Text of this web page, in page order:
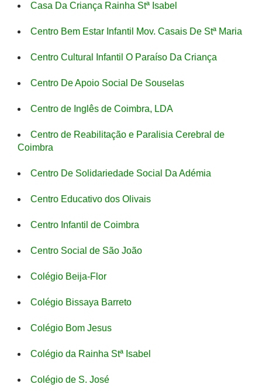
Casa Da Criança Rainha Stª Isabel
Centro Bem Estar Infantil Mov. Casais De Stª Maria
Centro Cultural Infantil O Paraíso Da Criança
Centro De Apoio Social De Souselas
Centro de Inglês de Coimbra, LDA
Centro de Reabilitação e Paralisia Cerebral de
Coimbra
Centro De Solidariedade Social Da Adémia
Centro Educativo dos Olivais
Centro Infantil de Coimbra
Centro Social de São João
Colégio Beija-Flor
Colégio Bissaya Barreto
Colégio Bom Jesus
Colégio da Rainha Stª Isabel
Colégio de S. José